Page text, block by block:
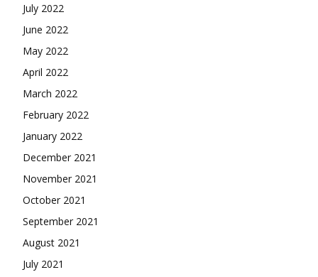
July 2022
June 2022
May 2022
April 2022
March 2022
February 2022
January 2022
December 2021
November 2021
October 2021
September 2021
August 2021
July 2021